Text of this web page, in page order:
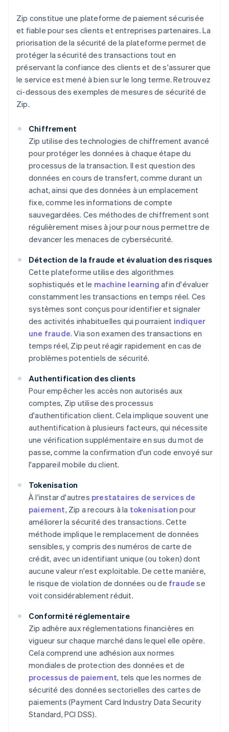
Zip constitue une plateforme de paiement sécurisée
et fiable pour ses clients et entreprises partenaires. La
priorisation de la sécurité de la plateforme permet de
protéger la sécurité des transactions tout en
préservant la confiance des clients et de s'assurer que
le service est mené à bien sur le long terme. Retrouvez
ci-dessous des exemples de mesures de sécurité de
Zip.
Chiffrement
Zip utilise des technologies de chiffrement avancé
pour protéger les données à chaque étape du
processus de la transaction. Il est question des
données en cours de transfert, comme durant un
achat, ainsi que des données à un emplacement
fixe, comme les informations de compte
sauvegardées. Ces méthodes de chiffrement sont
régulièrement mises à jour pour nous permettre de
devancer les menaces de cybersécurité.
Détection de la fraude et évaluation des risques
Cette plateforme utilise des algorithmes
sophistiqués et le machine learning afin d'évaluer
constamment les transactions en temps réel. Ces
systèmes sont conçus pour identifier et signaler
des activités inhabituelles qui pourraient indiquer
une fraude. Via son examen des transactions en
temps réel, Zip peut réagir rapidement en cas de
problèmes potentiels de sécurité.
Authentification des clients
Pour empêcher les accès non autorisés aux
comptes, Zip utilise des processus
d'authentification client. Cela implique souvent une
authentification à plusieurs facteurs, qui nécessite
une vérification supplémentaire en sus du mot de
passe, comme la confirmation d'un code envoyé sur
l'appareil mobile du client.
Tokenisation
À l'instar d'autres prestataires de services de
paiement, Zip a recours à la tokenisation pour
améliorer la sécurité des transactions. Cette
méthode implique le remplacement de données
sensibles, y compris des numéros de carte de
crédit, avec un identifiant unique (ou token) dont
aucune valeur n'est exploitable. De cette manière,
le risque de violation de données ou de fraude se
voit considérablement réduit.
Conformité réglementaire
Zip adhère aux réglementations financières en
vigueur sur chaque marché dans lequel elle opère.
Cela comprend une adhésion aux normes
mondiales de protection des données et de
processus de paiement, tels que les normes de
sécurité des données sectorielles des cartes de
paiements (Payment Card Industry Data Security
Standard, PCI DSS).